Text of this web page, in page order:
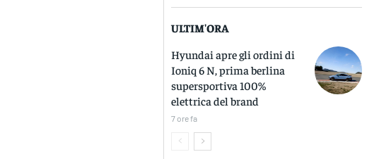
ULTIM'ORA
Hyundai apre gli ordini di
Ioniq 6 N, prima berlina
supersportiva 100%
elettrica del brand
7 ore fa